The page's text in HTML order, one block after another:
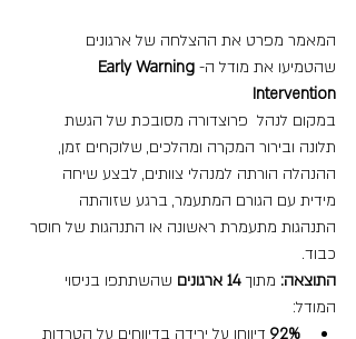
המאמר מפרט את ההצלחה של ארגונים
שהטמיעו את מודל ה- Early Warning
Intervention
במקום לנהל  פרוצדורה מסובכת של הגשת
תלונה ובירור המקרה ומהלכים, שלוקחים זמן,
ההנהלה הורתה למנהלי צוותים, לבצע שיחה
מידית עם הגורם המתעמר, ברגע שזוהתה
התנהגות מתעמרת ראשונה או התנהגות של חוסר
כבוד.
התוצאה: מתוך 14 ארגונים
שהשתתפו בניסוי
המודל:
92% דיווחו על ירידה בדיווחים על הטרדות